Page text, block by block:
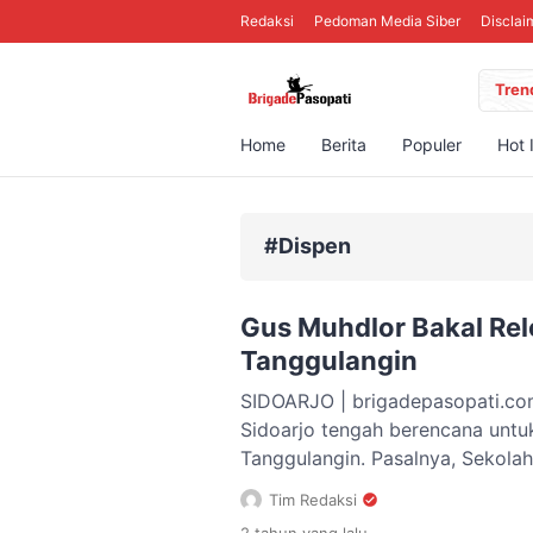
Redaksi Pedoman Media Siber
Home Berita Populer Hot
#Dispen
Gus Muhdlor Bakal
Tanggulangin
SIDOARJO |
Sidoarjo tengah berencana
Tanggulangin. Pasalnya,
berada di Desa Kedungbanteng
musim hujan selalu banjir.
Tim Redaksi